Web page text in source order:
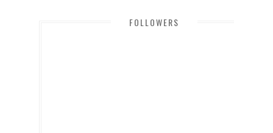
FOLLOWERS